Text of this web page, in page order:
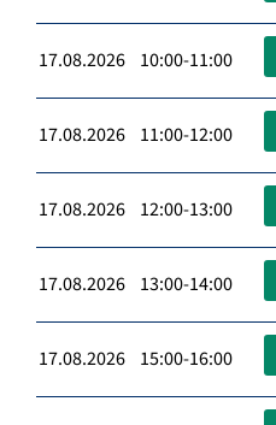
17.08.2026 10:00-11:00
17.08.2026 11:00-12:00
17.08.2026 12:00-13:00
17.08.2026 13:00-14:00
17.08.2026 15:00-16:00